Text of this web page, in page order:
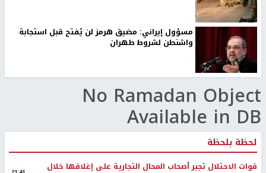
مسؤول إيراني: مضيق هرمز لن يُفتح قبل استجابة
واشنطن لشروط طهران
No Ramadan Object
Available in DB
لحظة بلحظة
قوات الاحتلال تجبر أصحاب المحال التجارية على إغلاقها خلال